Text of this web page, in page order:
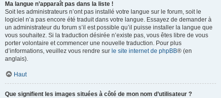
Ma langue n’apparaît pas dans la liste !
Soit les administrateurs n’ont pas installé votre langue sur le forum, soit le
logiciel n’a pas encore été traduit dans votre langue. Essayez de demander à
un administrateur du forum s’il est possible qu’il puisse installer la langue que
vous souhaitez. Si la traduction désirée n’existe pas, vous êtes libre de vous
porter volontaire et commencer une nouvelle traduction. Pour plus
d’informations, veuillez vous rendre sur le site internet de phpBB® (en
anglais).
Haut
Que signifient les images situées à côté de mon nom d’utilisateur ?